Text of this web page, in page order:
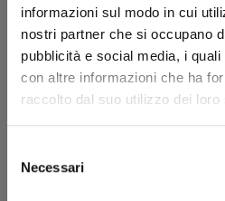
informazioni sul modo in cui
nostri partner che si occupano
pubblicità e social media, i
con altre informazioni che ha
raccolto dal suo utilizzo dei loro
delNecessari
Vedi le condizioni generali
ACCETTO
Trattamento dei
di iscrizione ai servizi del